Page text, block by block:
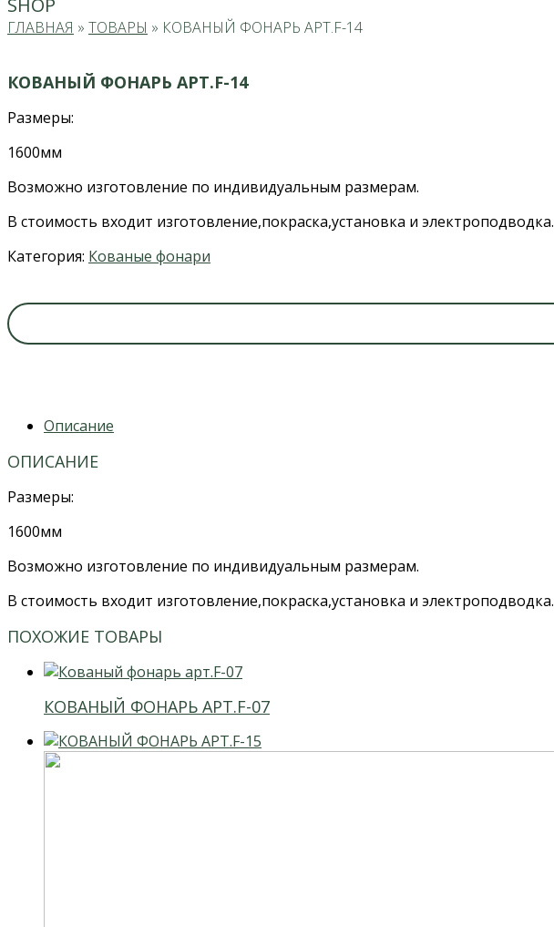
SHOP
ГЛАВНАЯ » ТОВАРЫ » КОВАНЫЙ ФОНАРЬ АРТ.F-14
КОВАНЫЙ ФОНАРЬ АРТ.F-14
Размеры:
1600мм
Возможно изготовление по индивидуальным размерам.
В стоимость входит изготовление,покраска,установка и электроподводка.
Категория: Кованые фонари
Описание
ОПИСАНИЕ
Размеры:
1600мм
Возможно изготовление по индивидуальным размерам.
В стоимость входит изготовление,покраска,установка и электроподводка.
ПОХОЖИЕ ТОВАРЫ
КОВАНЫЙ ФОНАРЬ АРТ.F-07